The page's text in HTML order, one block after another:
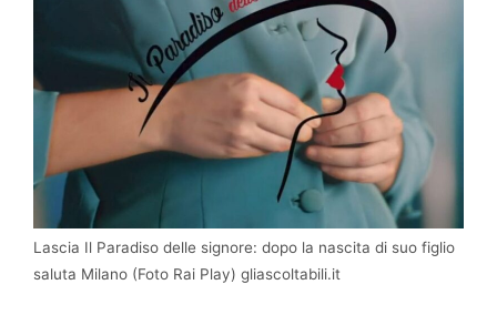
Lascia Il Paradiso delle signore: dopo la nascita di suo figlio
saluta Milano (Foto Rai Play) gliascoltabili.it